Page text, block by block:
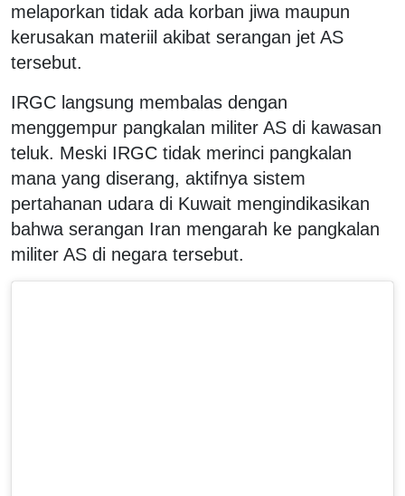
melaporkan tidak ada korban jiwa maupun
kerusakan materiil akibat serangan jet AS
tersebut.
IRGC langsung membalas dengan
menggempur pangkalan militer AS di kawasan
teluk. Meski IRGC tidak merinci pangkalan
mana yang diserang, aktifnya sistem
pertahanan udara di Kuwait mengindikasikan
bahwa serangan Iran mengarah ke pangkalan
militer AS di negara tersebut.